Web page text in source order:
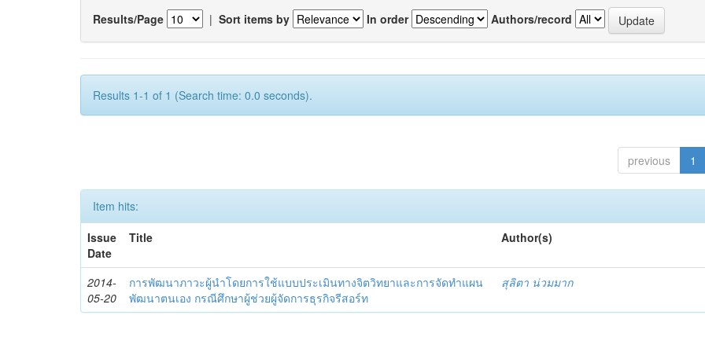
Results/Page | Sort items by In order Authors/record
Results 1-1 of 1 (Search time: 0.0 seconds).
previous 1
Item hits:
Issue
Date
Title Author(s)
2014-
05-20
การพัฒนาภาวะผู้นำโดยการใช้แบบประเมินทางจิตวิทยาและการจัดทำแผน
พัฒนาตนเอง กรณีศึกษาผู้ช่วยผู้จัดการธุรกิจรีสอร์ท
สุลิตา น่วมมาก